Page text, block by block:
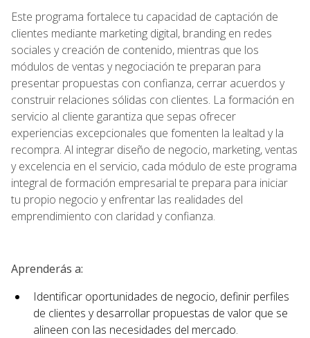
Este programa fortalece tu capacidad de captación de
clientes mediante marketing digital, branding en redes
sociales y creación de contenido, mientras que los
módulos de ventas y negociación te preparan para
presentar propuestas con confianza, cerrar acuerdos y
construir relaciones sólidas con clientes. La formación en
servicio al cliente garantiza que sepas ofrecer
experiencias excepcionales que fomenten la lealtad y la
recompra. Al integrar diseño de negocio, marketing, ventas
y excelencia en el servicio, cada módulo de este programa
integral de formación empresarial te prepara para iniciar
tu propio negocio y enfrentar las realidades del
emprendimiento con claridad y confianza.
Aprenderás a:
Identificar oportunidades de negocio, definir perfiles
de clientes y desarrollar propuestas de valor que se
alineen con las necesidades del mercado.